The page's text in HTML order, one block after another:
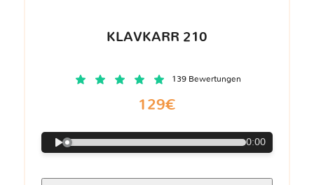
KLAVKARR 210
139 Bewertungen
129€
0:00